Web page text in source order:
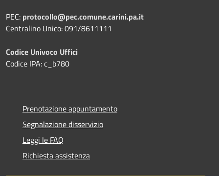
PEC: protocollo@pec.comune.carini.pa.it
Centralino Unico: 091/8611111
Codice Univoco Uffici
Codice IPA: c_b780
Prenotazione appuntamento
Segnalazione disservizio
Leggi le FAQ
Richiesta assistenza